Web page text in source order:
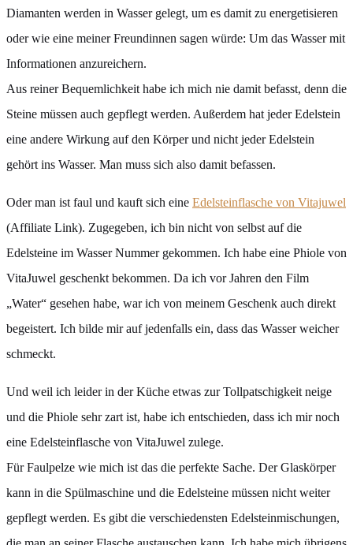
Diamanten werden in Wasser gelegt, um es damit zu energetisieren
oder wie eine meiner Freundinnen sagen würde: Um das Wasser mit
Informationen anzureichern.
Aus reiner Bequemlichkeit habe ich mich nie damit befasst, denn die
Steine müssen auch gepflegt werden. Außerdem hat jeder Edelstein
eine andere Wirkung auf den Körper und nicht jeder Edelstein
gehört ins Wasser. Man muss sich also damit befassen.
Oder man ist faul und kauft sich eine Edelsteinflasche von Vitajuwel
(Affiliate Link). Zugegeben, ich bin nicht von selbst auf die
Edelsteine im Wasser Nummer gekommen. Ich habe eine Phiole von
VitaJuwel geschenkt bekommen. Da ich vor Jahren den Film
„Water“ gesehen habe, war ich von meinem Geschenk auch direkt
begeistert. Ich bilde mir auf jedenfalls ein, dass das Wasser weicher
schmeckt.
Und weil ich leider in der Küche etwas zur Tollpatschigkeit neige
und die Phiole sehr zart ist, habe ich entschieden, dass ich mir noch
eine Edelsteinflasche von VitaJuwel zulege.
Für Faulpelze wie mich ist das die perfekte Sache. Der Glaskörper
kann in die Spülmaschine und die Edelsteine müssen nicht weiter
gepflegt werden. Es gibt die verschiedensten Edelsteinmischungen,